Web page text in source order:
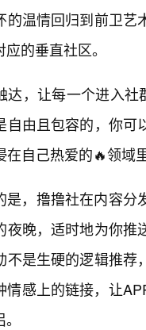
的温情回归到前卫
的垂直社区。
达，让每一个进入社
自由且包容的，你
在自己热爱的🔥领域
是，撸撸社在内容
夜晚，适时地为你
不是生硬的逻辑推
情感上的链接，让